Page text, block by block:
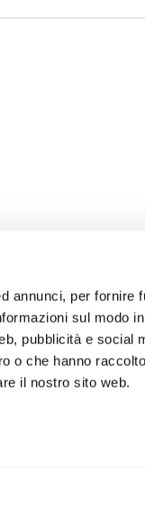
annunci, per fornire
sul modo
pubblicità e social
o che hanno
il nostro sito web.